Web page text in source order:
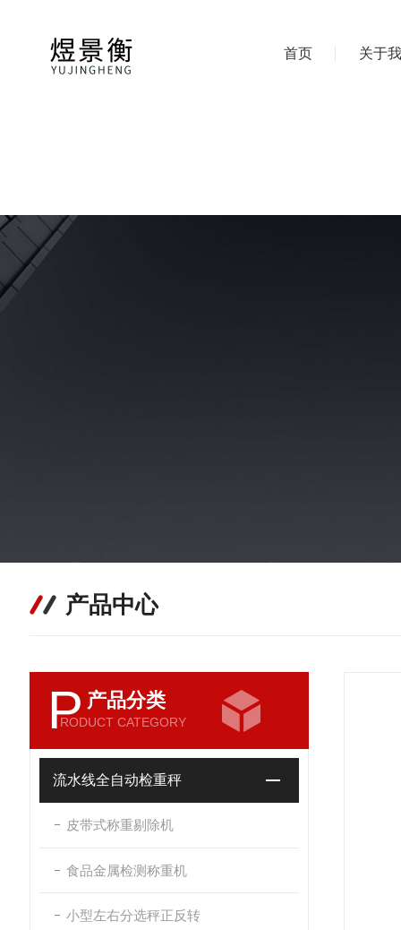
首页 关于
产品中心
P 产品分类
RODUCT CATEGORY
流水线全自动检重秤
皮带式称重剔除机
食品金属检测称重机
小型左右分选秤正反转